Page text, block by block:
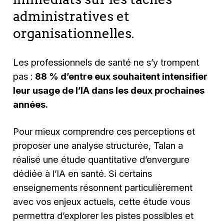
administratives et
organisationnelles.
Les professionnels de santé ne s’y trompent
pas : 88 % d’entre eux souhaitent intensifier
leur usage de l’IA dans les deux prochaines
années.
Pour mieux comprendre ces perceptions et
proposer une analyse structurée, Talan a
réalisé une étude quantitative d’envergure
dédiée à l’IA en santé. Si certains
enseignements résonnent particulièrement
avec vos enjeux actuels, cette étude vous
permettra d’explorer les pistes possibles et